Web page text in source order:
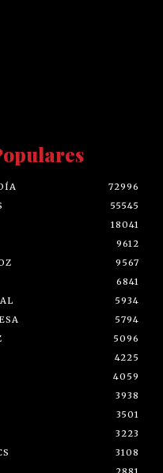
72996
55545
18041
9612
9567
6841
5934
5794
5096
4225
4059
3938
3501
3223
3108